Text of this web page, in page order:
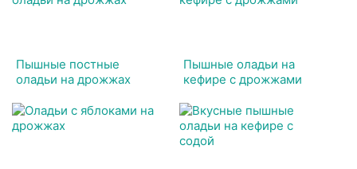
Пышные постные
оладьи на дрожжах
Пышные оладьи на
кефире с дрожжами